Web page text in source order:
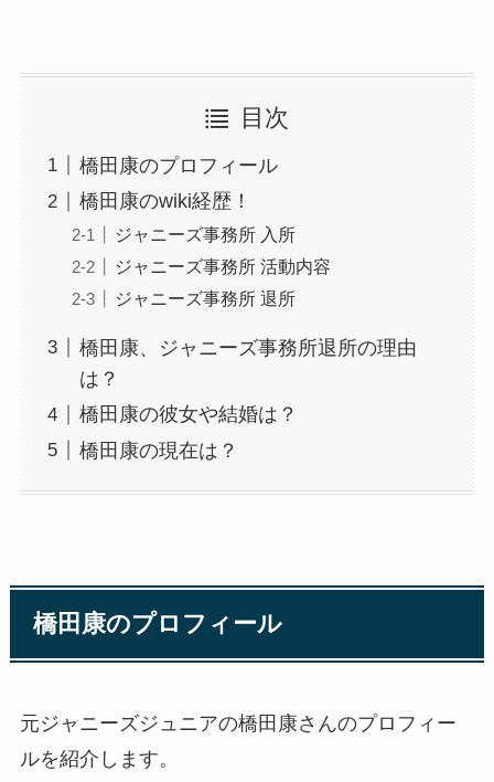
目次
橋田康のプロフィール
橋田康のwiki経歴！
ジャニーズ事務所 入所
ジャニーズ事務所 活動内容
ジャニーズ事務所 退所
橋田康、ジャニーズ事務所退所の理由
は？
橋田康の彼女や結婚は？
橋田康の現在は？
橋田康のプロフィール
元ジャニーズジュニアの橋田康さんのプロフィー
ルを紹介します。